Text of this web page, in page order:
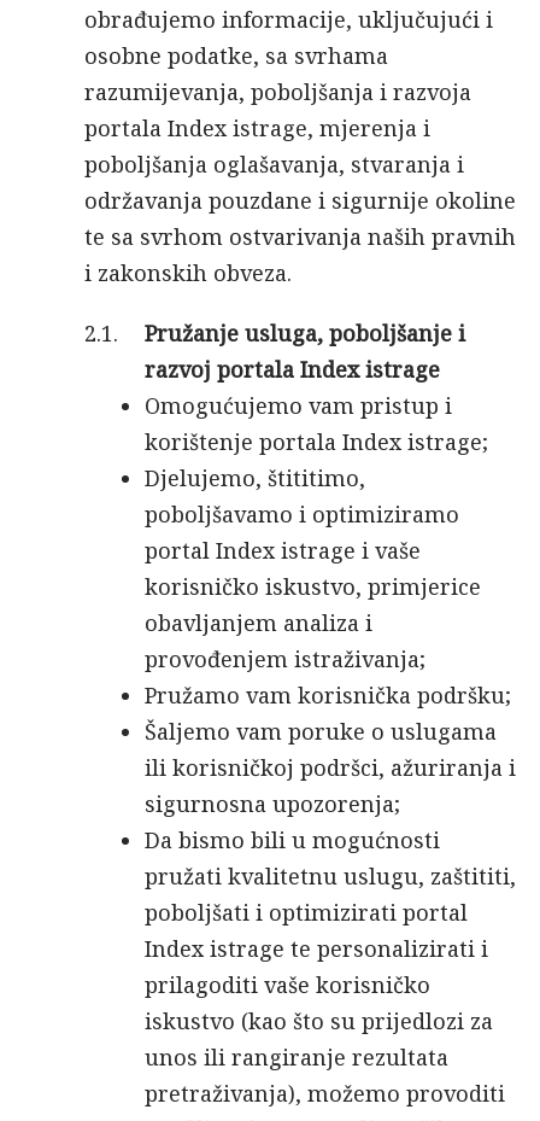
obrađujemo informacije, uključujući i
osobne podatke, sa svrhama
razumijevanja, poboljšanja i razvoja
portala Index istrage, mjerenja i
poboljšanja oglašavanja, stvaranja i
održavanja pouzdane i sigurnije okoline
te sa svrhom ostvarivanja naših pravnih
i zakonskih obveza.
Pružanje usluga, poboljšanje i
razvoj portala Index istrage
Omogućujemo vam pristup i
korištenje portala Index istrage;
Djelujemo, štititimo,
poboljšavamo i optimiziramo
portal Index istrage i vaše
korisničko iskustvo, primjerice
obavljanjem analiza i
provođenjem istraživanja;
Pružamo vam korisnička podršku;
Šaljemo vam poruke o uslugama
ili korisničkoj podršci, ažuriranja i
sigurnosna upozorenja;
Da bismo bili u mogućnosti
pružati kvalitetnu uslugu, zaštititi,
poboljšati i optimizirati portal
Index istrage te personalizirati i
prilagoditi vaše korisničko
iskustvo (kao što su prijedlozi za
unos ili rangiranje rezultata
pretraživanja), možemo provoditi